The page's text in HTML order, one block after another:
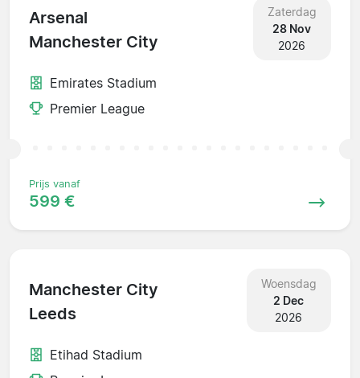
Arsenal
Manchester City
Zaterdag
28 Nov
2026
Emirates Stadium
Premier League
Prijs vanaf
599 €
Manchester City
Leeds
Woensdag
2 Dec
2026
Etihad Stadium